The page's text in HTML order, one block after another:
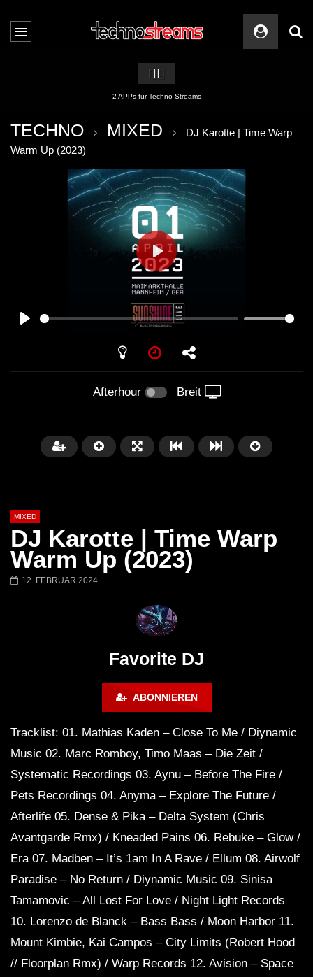
🏳️‍🌈
2 APPs für Techno Streams
TECHNO MIXED
DJ Karotte | Time Warp
Warm Up (2023)
PLAY
Afterhour Breit
MIXED
DJ Karotte | Time Warp
Warm Up (2023)
12. FEBRUAR 2024
Favorite DJ
ABONNIEREN
Tracklist: 01. Mathias Kaden – Close To Me / Diynamic
Music 02. Marc Romboy, Timo Maas – Die Zeit /
Systematic Recordings 03. Aynu – Before The Fire /
Pets Recordings 04. Anyma – Explore The Future /
Afterlife 05. Dense & Pika – Delta System (Chris
Avantgarde Rmx) / Kneaded Pains 06. Rebūke – Glow /
Era 07. Madben – It’s 1am In A Rave / Ellum 08. Airwolf
Paradise – No Return / Diynamic Music 09. Sinisa
Tamamovic – All Lost For Love / Night Light Records
10. Lorenzo de Blanck – Bass Bass / Moon Harbor 11.
Mount Kimbie, Kai Campos – City Limits (Robert Hood
// Floorplan Rmx) / Warp Records 12. Avision – Space